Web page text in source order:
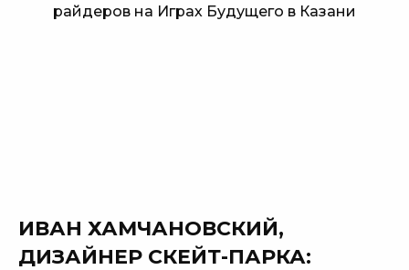
райдеров на Играх Будущего в Казани
ИВАН ХАМЧАНОВСКИЙ,
ДИЗАЙНЕР СКЕЙТ-ПАРКА: